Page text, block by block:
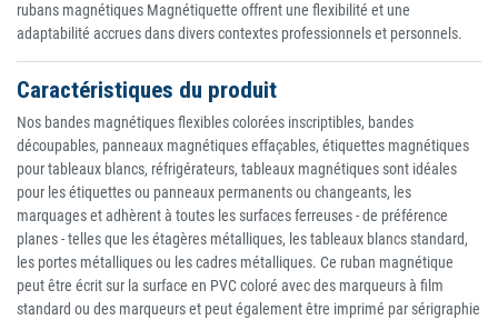
rubans magnétiques Magnétiquette offrent une flexibilité et une
adaptabilité accrues dans divers contextes professionnels et personnels.
Caractéristiques du produit
Nos bandes magnétiques flexibles colorées inscriptibles, bandes
découpables, panneaux magnétiques effaçables, étiquettes magnétiques
pour tableaux blancs, réfrigérateurs, tableaux magnétiques sont idéales
pour les étiquettes ou panneaux permanents ou changeants, les
marquages ​​et adhèrent à toutes les surfaces ferreuses - de préférence
planes - telles que les étagères métalliques, les tableaux blancs standard,
les portes métalliques ou les cadres métalliques. Ce ruban magnétique
peut être écrit sur la surface en PVC coloré avec des marqueurs à film
standard ou des marqueurs et peut également être imprimé par sérigraphie